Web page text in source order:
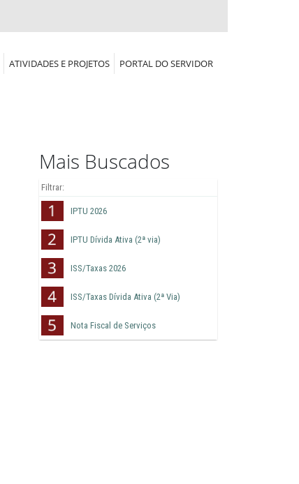
ATIVIDADES E PROJETOS PORTAL DO SERVIDOR
Mais Buscados
IPTU 2026
IPTU Dívida Ativa (2ª via)
ISS/Taxas 2026
ISS/Taxas Dívida Ativa (2ª Via)
Nota Fiscal de Serviços